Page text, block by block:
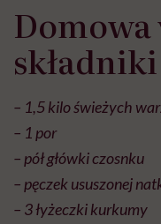
Domowa
składniki
– 1,5 kilo świeżych
– 1 por
– pół główki czosnku
– pęczek ususzonej
– 3 łyżeczki kurkumy